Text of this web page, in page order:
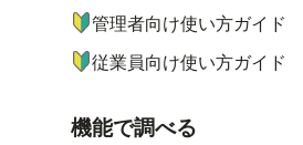
管理者向け使い方ガイド
従業員向け使い方ガイド
機能で調べる